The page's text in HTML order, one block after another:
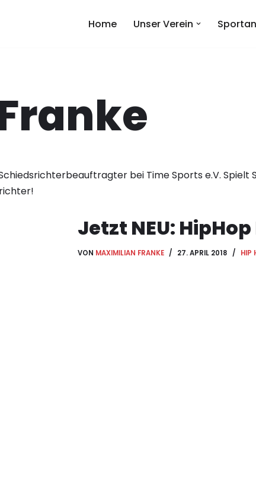
Home Unser Verein
bei Time Sports e.V. Spielt
Jetzt NEU:
VON MAXIMILIAN FRANKE 27. APRIL 2018 HIP